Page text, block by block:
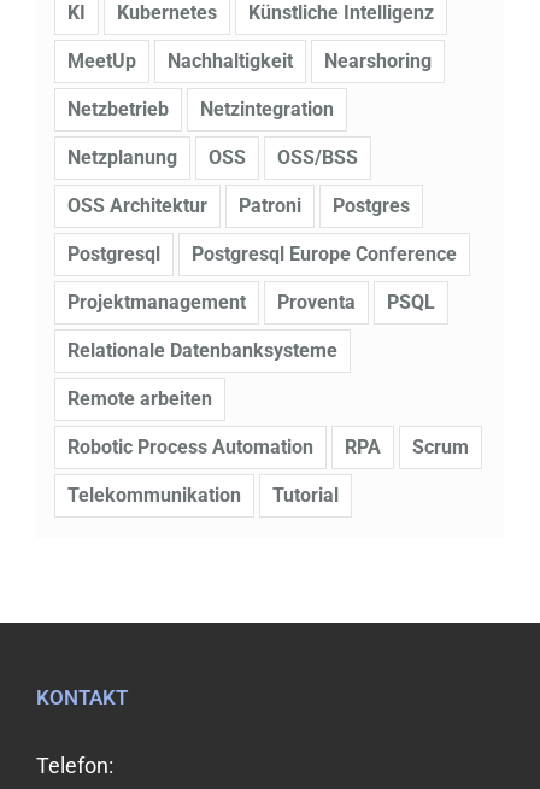
KI Kubernetes Künstliche Intelligenz
MeetUp Nachhaltigkeit Nearshoring
Netzbetrieb Netzintegration
Netzplanung OSS OSS/BSS
OSS Architektur Patroni Postgres
Postgresql Postgresql Europe Conference
Projektmanagement Proventa PSQL
Relationale Datenbanksysteme
Remote arbeiten
Robotic Process Automation RPA Scrum
Telekommunikation Tutorial
KONTAKT
Telefon: